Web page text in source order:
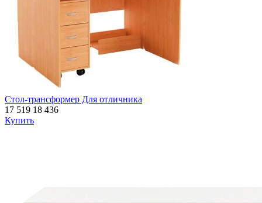
Стол-трансформер Для отличника
17 519 18 436
Купить